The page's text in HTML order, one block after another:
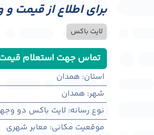
برای اطلاع از قیمت
لایت باکس
تماس جهت استعلام
استان: همدان
شهر: همدان
نوع رسانه: لایت باکس دو
موقعیت مکانی: معابر شهری